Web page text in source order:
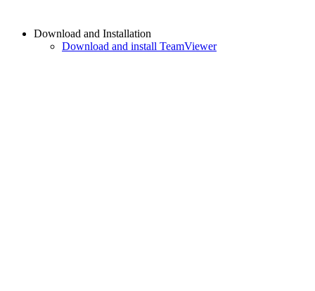
Download and Installation
Download and install TeamViewer